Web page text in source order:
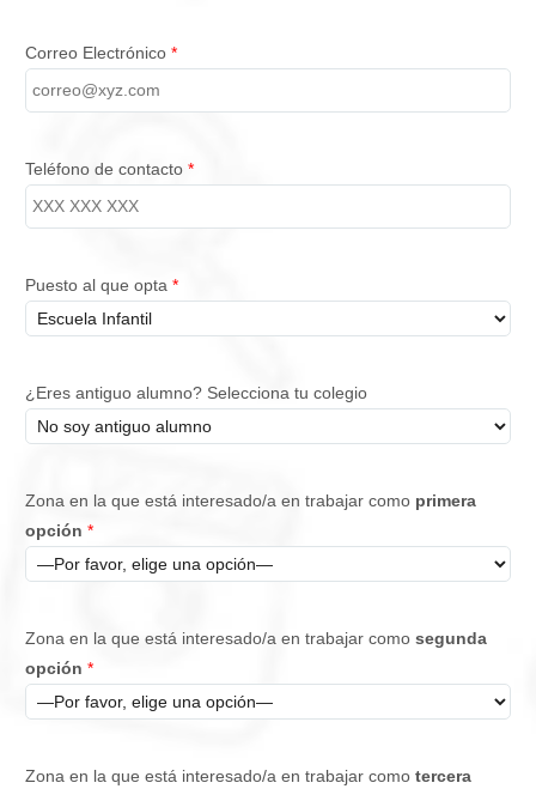
Correo Electrónico *
Teléfono de contacto *
Puesto al que opta *
¿Eres antiguo alumno? Selecciona tu colegio
Zona en la que está interesado/a en trabajar como primera
opción *
Zona en la que está interesado/a en trabajar como segunda
opción *
Zona en la que está interesado/a en trabajar como tercera